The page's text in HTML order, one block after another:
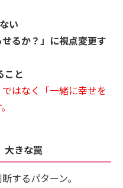
い
るか？」に視点変更す
こと
はなく「一緒に幸せを
きな罠
するパターン。